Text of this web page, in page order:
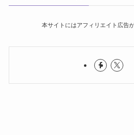
本サイトにはアフィリエイト広告